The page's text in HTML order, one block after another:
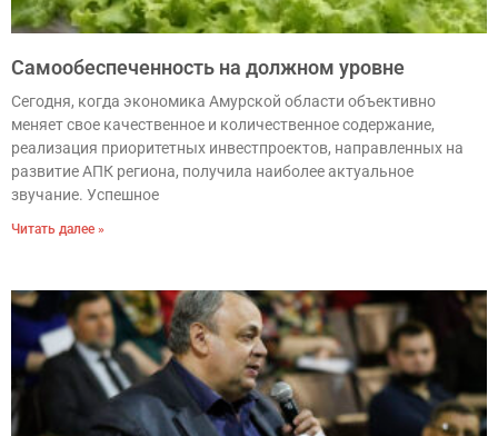
Самообеспеченность на должном уровне
Сегодня, когда экономика Амурской области объективно
меняет свое качественное и количественное содержание,
реализация приоритетных инвестпроектов, направленных на
развитие АПК региона, получила наиболее актуальное
звучание. Успешное
Читать далее »